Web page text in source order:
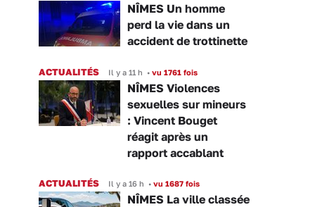
NÎMES Un homme
perd la vie dans un
accident de trottinette
ACTUALITÉS Il y a 11 h • vu 1761 fois
NÎMES Violences
sexuelles sur mineurs
: Vincent Bouget
réagit après un
rapport accablant
ACTUALITÉS Il y a 16 h • vu 1687 fois
NÎMES La ville classée